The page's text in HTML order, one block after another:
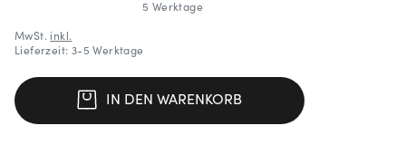
5 Werktage
MwSt. inkl.
Lieferzeit: 3-5 Werktage
IN DEN WARENKORB